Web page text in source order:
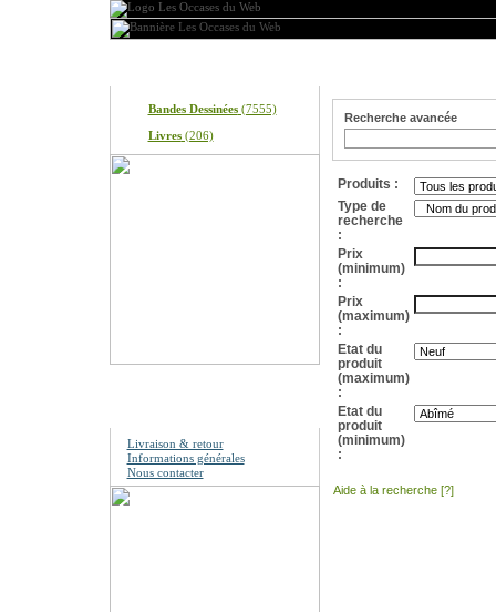
Bandes Dessinées(7555)
Livres(206)
Livraison & retour
Informations générales
Nous contacter
Recherche avancée
Produits :
Type de
recherche
:
Prix
(minimum)
:
Prix
(maximum)
:
Etat du
produit
(maximum)
:
Etat du
produit
(minimum)
:
Aide à la recherche[?]